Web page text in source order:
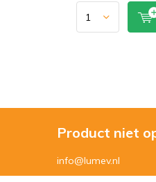
Product niet
info@lumev.nl